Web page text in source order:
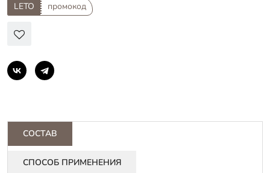
LETO промокод
СОСТАВ
СПОСОБ ПРИМЕНЕНИЯ